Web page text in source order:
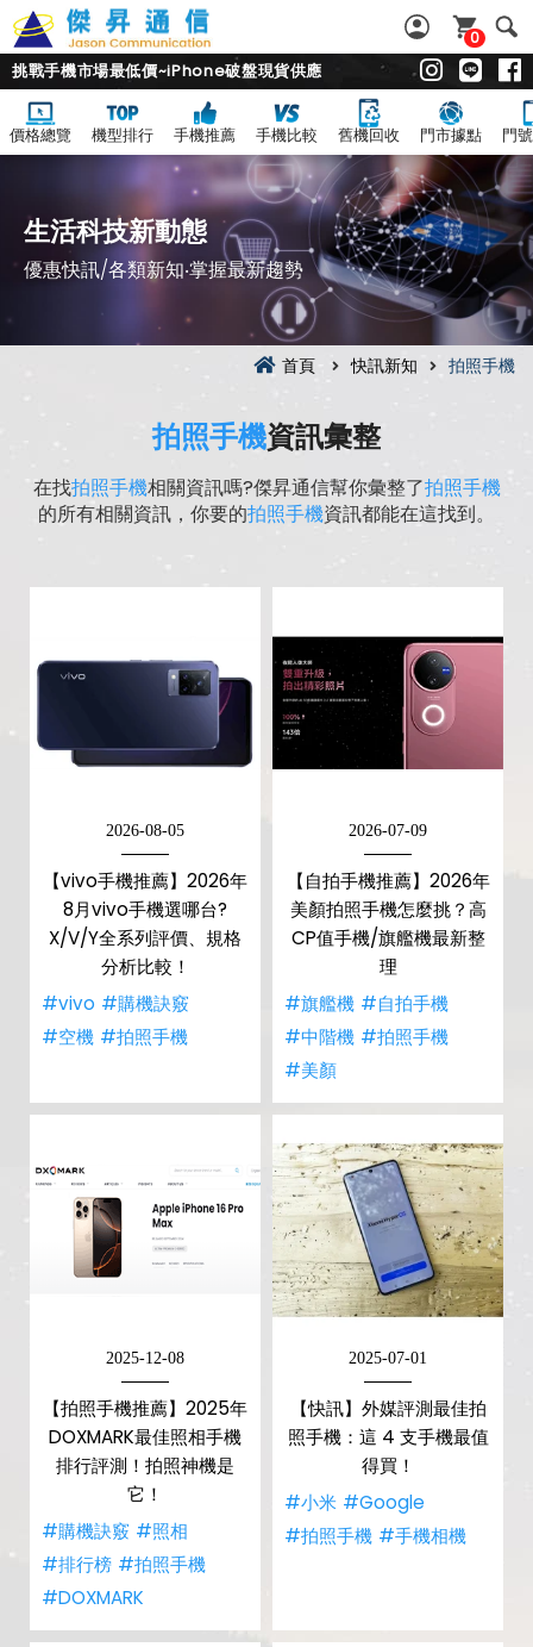
0
挑戰手機市場最低價~iPhone破盤現貨供應
價格總覽 機型排行 手機推薦 手機比較 舊機回收 門市據點 門
生活科技新動態
優惠快訊/各類新知‧掌握最新趨勢
首頁 快訊新知 拍照手機
拍照手機資訊彙整
在找拍照手機相關資訊嗎?傑昇通信幫你彙整了拍照手機
的所有相關資訊，你要的拍照手機資訊都能在這找到。
2026-08-05
【vivo手機推薦】2026年
8月vivo手機選哪台?
X/V/Y全系列評價、規格
分析比較！
#vivo #購機訣竅
#空機 #拍照手機
2026-07-09
【自拍手機推薦】2026年
美顏拍照手機怎麼挑？高
CP值手機/旗艦機最新整
理
#旗艦機 #自拍手機
#中階機 #拍照手機
#美顏
2025-12-08
【拍照手機推薦】2025年
DOXMARK最佳照相手機
排行評測！拍照神機是
它！
#購機訣竅 #照相
#排行榜 #拍照手機
#DOXMARK
2025-07-01
【快訊】外媒評測最佳拍
照手機：這 4 支手機最值
得買！
#小米 #Google
#拍照手機 #手機相機